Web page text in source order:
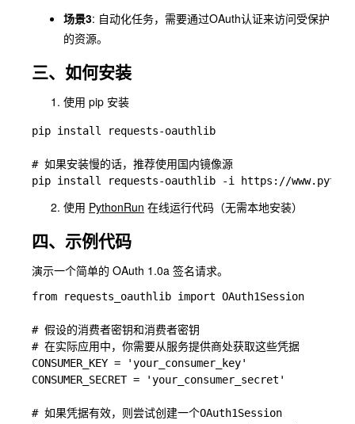
场景3: 自动化任务，需要通过OAuth认证来访问受保护
的资源。
三、如何安装
使用 pip 安装
pip install requests-oauthlib
# 如果安装慢的话，推荐使用国内镜像源
使用 PythonRun 在线运行代码（无需本地安装）
四、示例代码
演示一个简单的 OAuth 1.0a 签名请求。
from requests_oauthlib import OAuth1Session
# 假设的消费者密钥和消费者密钥
# 在实际应用中，你需要从服务提供商处获取这些凭据
CONSUMER_KEY = 'your_consumer_key'
CONSUMER_SECRET = 'your_consumer_secret'
# 如果凭据有效，则尝试创建一个OAuth1Session